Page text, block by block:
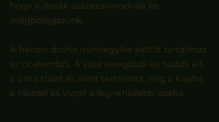
hogy a dósák összezavarodnak és
megbetegszünk.
A három dosha mindegyike kettőt tartalmaz
az öt elemből. A vata levegőből és tűzből áll,
a pitta tüzet és vizet tartalmaz, míg a kapha
a földdel és vízzel a legnehezebb dosha.